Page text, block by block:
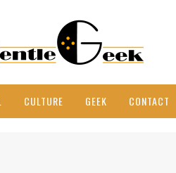
CULTURE GEEK CONTACT